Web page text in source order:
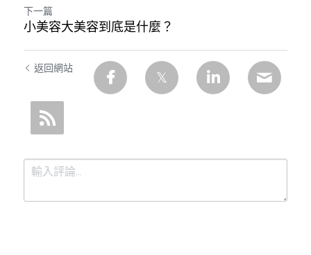
下一篇
小美容大美容到底是什麼？
返回網站